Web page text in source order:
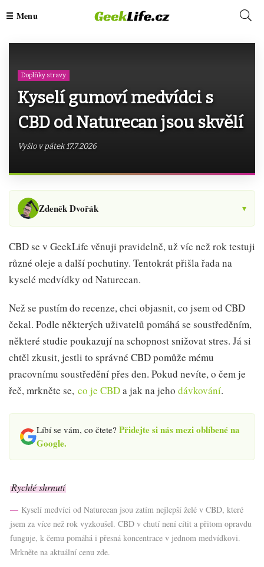
Doplňky stravy
Kyselí gumoví medvídci s
CBD od Naturecan jsou skvělí
Vyšlo v pátek 17.7.2026
Zdeněk Dvořák ▾
CBD se v GeekLife věnuji pravidelně, už víc než rok testuji
různé oleje a další pochutiny. Tentokrát přišla řada na
kyselé medvídky od Naturecan.
Než se pustím do recenze, chci objasnit, co jsem od CBD
čekal. Podle některých uživatelů pomáhá se soustředěním,
některé studie poukazují na schopnost snižovat stres. Já si
chtěl zkusit, jestli to správné CBD pomůže mému
pracovnímu soustředění přes den. Pokud nevíte, o čem je
řeč, mrkněte se, co je CBDa jak na jeho dávkování.
Líbí se vám, co čtete? Přidejte si nás mezi oblíbené na
Google.
Rychlé shrnutí
Kyselí medvíci od Naturecan jsou zatím nejlepší želé v CBD, které
jsem za více než rok vyzkoušel. CBD v chutí není cítit a přitom opravdu
funguje, k čemu pomáhá i přesná koncentrace v jednom medvídkovi.
Mrkněte na aktuální cenu zde.